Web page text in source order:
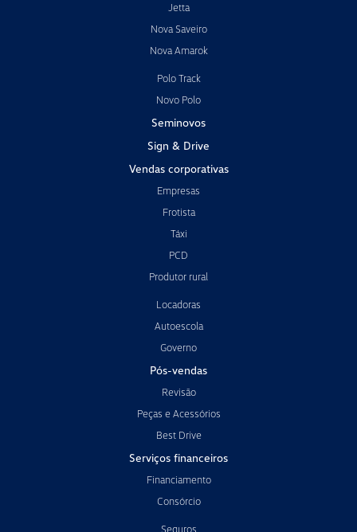
Jetta
Nova Saveiro
Nova Amarok
Polo Track
Novo Polo
Seminovos
Sign & Drive
Vendas corporativas
Empresas
Frotista
Táxi
PCD
Produtor rural
Locadoras
Autoescola
Governo
Pós-vendas
Revisão
Peças e Acessórios
Best Drive
Serviços financeiros
Financiamento
Consórcio
Seguros